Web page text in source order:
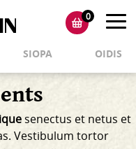
0
SIOPA OIDIS
senectus et netus et
Vestibulum tortor